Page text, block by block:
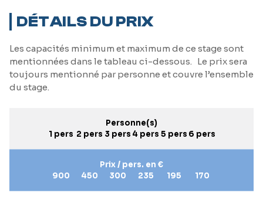
DÉTAILS DU PRIX
Les capacités minimum et maximum de ce stage sont
mentionnées dans le tableau ci-dessous. Le prix sera
toujours mentionné par personne et couvre l’ensemble
du stage.
Personne(s)
1 pers 2 pers 3 pers 4 pers 5 pers 6 pers
Prix / pers. en €
900
450 300 235 195 170